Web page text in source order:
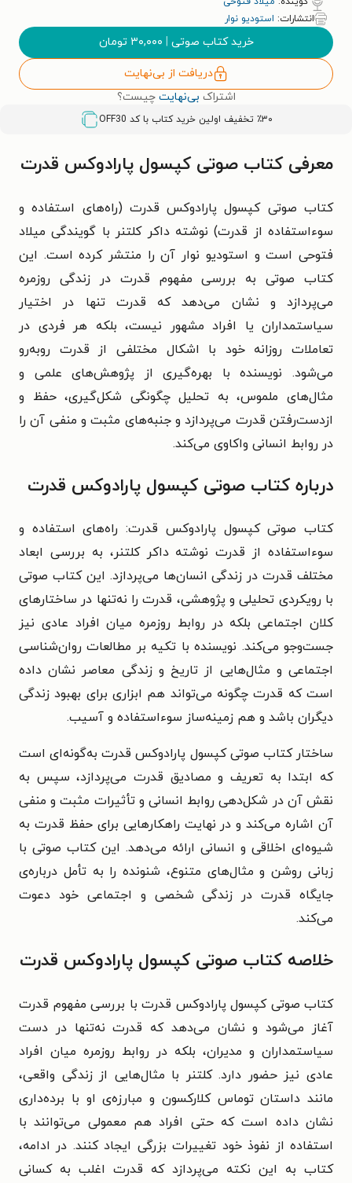
انتشارات: استودیو نوار
خرید کتاب صوتی | ۳۰,۰۰۰ تومان
دریافت از بی‌نهایت
اشتراک بی‌نهایت چیست؟
٪۳۰ تخفیف اولین خرید کتاب با کد OFF30
معرفی کتاب صوتی کپسول پارادوکس قدرت
کتاب صوتی کپسول پارادوکس قدرت (راه‌های استفاده و
سوءاستفاده از قدرت) نوشته داکر کلتنر با گویندگی میلاد
فتوحی است و استودیو نوار آن را منتشر کرده است. این
کتاب صوتی به بررسی مفهوم قدرت در زندگی روزمره
می‌پردازد و نشان می‌دهد که قدرت تنها در اختیار
سیاستمداران یا افراد مشهور نیست، بلکه هر فردی در
تعاملات روزانه خود با اشکال مختلفی از قدرت روبه‌رو
می‌شود. نویسنده با بهره‌گیری از پژوهش‌های علمی و
مثال‌های ملموس، به تحلیل چگونگی شکل‌گیری، حفظ و
ازدست‌رفتن قدرت می‌پردازد و جنبه‌های مثبت و منفی آن را
در روابط انسانی واکاوی می‌کند.
درباره کتاب صوتی کپسول پارادوکس قدرت
کتاب صوتی کپسول پارادوکس قدرت: راه‌های استفاده و
سوءاستفاده از قدرت نوشته داکر کلتنر، به بررسی ابعاد
مختلف قدرت در زندگی انسان‌ها می‌پردازد. این کتاب صوتی
با رویکردی تحلیلی و پژوهشی، قدرت را نه‌تنها در ساختارهای
کلان اجتماعی بلکه در روابط روزمره میان افراد عادی نیز
جست‌وجو می‌کند. نویسنده با تکیه‌ بر مطالعات روان‌شناسی
اجتماعی و مثال‌هایی از تاریخ و زندگی معاصر نشان داده
است که قدرت چگونه می‌تواند هم ابزاری برای بهبود زندگی
دیگران باشد و هم زمینه‌ساز سوءاستفاده و آسیب.
ساختار کتاب صوتی کپسول پارادوکس قدرت به‌گونه‌ای است
که ابتدا به تعریف و مصادیق قدرت می‌پردازد، سپس به
نقش آن در شکل‌دهی روابط انسانی و تأثیرات مثبت و منفی
آن اشاره می‌کند و در نهایت راهکارهایی برای حفظ قدرت به
شیوه‌ای اخلاقی و انسانی ارائه می‌دهد. این کتاب صوتی با
زبانی روشن و مثال‌های متنوع، شنونده را به تأمل درباره‌ی
جایگاه قدرت در زندگی شخصی و اجتماعی خود دعوت
می‌کند.
خلاصه کتاب صوتی کپسول پارادوکس قدرت
کتاب صوتی کپسول پارادوکس قدرت با بررسی مفهوم قدرت
آغاز می‌شود و نشان می‌دهد که قدرت نه‌تنها در دست
سیاستمداران و مدیران، بلکه در روابط روزمره میان افراد
عادی نیز حضور دارد. کلتنر با مثال‌هایی از زندگی واقعی،
مانند داستان توماس کلارکسون و مبارزه‌ی او با برده‌داری
نشان داده است که حتی افراد هم معمولی می‌توانند با
استفاده از نفوذ خود تغییرات بزرگی ایجاد کنند. در ادامه،
کتاب به این نکته می‌پردازد که قدرت اغلب به کسانی